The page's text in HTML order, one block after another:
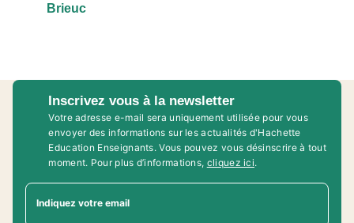
Brieuc
Inscrivez vous à la newsletter
Votre adresse e-mail sera uniquement utilisée pour vous
envoyer des informations sur les actualités d'Hachette
Education Enseignants. Vous pouvez vous désinscrire à tout
moment. Pour plus d’informations, cliquez ici.
Indiquez votre email